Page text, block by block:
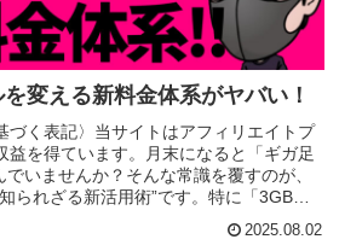
変える新料金体系がヤバい！
づく表記〉当サイトはアフィリエイトプ
益を得ています。月末になると「ギガ足
でいませんか？そんな常識を覆すのが、
られざる新活用術”です。特に「3GB超
2025.08.02